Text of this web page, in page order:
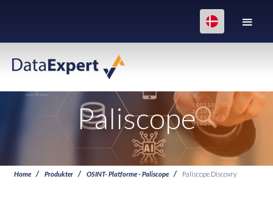
Paliscope
Home Produkter OSINT- Platforme - Paliscope Paliscope Discovry